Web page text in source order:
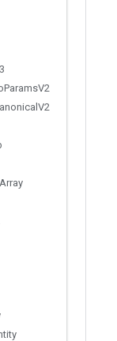
ParamsV2
V2